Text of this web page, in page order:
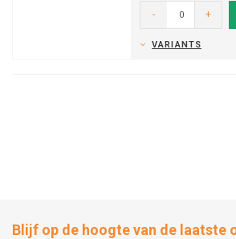
- +
VARIANTS
Blijf op de hoogte van de laatste